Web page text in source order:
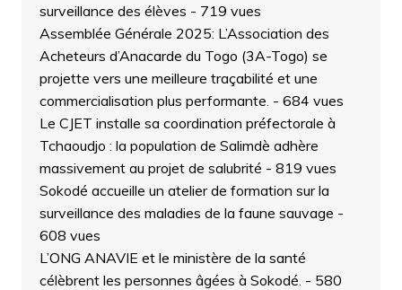
surveillance des élèves - 719 vues
Assemblée Générale 2025: L’Association des
Acheteurs d’Anacarde du Togo (3A-Togo) se
projette vers une meilleure traçabilité et une
commercialisation plus performante. - 684 vues
Le CJET installe sa coordination préfectorale à
Tchaoudjo : la population de Salimdè adhère
massivement au projet de salubrité - 819 vues
Sokodé accueille un atelier de formation sur la
surveillance des maladies de la faune sauvage -
608 vues
L’ONG ANAVIE et le ministère de la santé
célèbrent les personnes âgées à Sokodé. - 580